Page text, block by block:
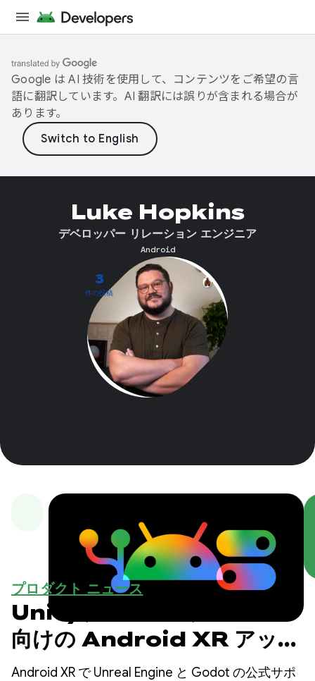
Google は AI 技術を使用して、コンテンツをご希望の言
語に翻訳しています。AI 翻訳には誤りが含まれる場合が
あります。
3
件の投稿
Luke Hopkins
デベロッパー リレーション エンジニア
Android
プロダクト ニュース
Unity、Unreal、Godot
向けの Android XR アップ
デート
Android XR で Unreal Engine と Godot の公式サポ